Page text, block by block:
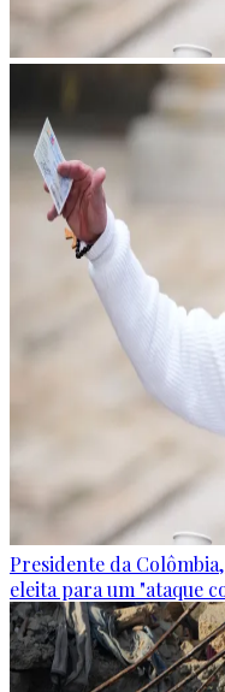
Presidente da
eleita para um "ataque